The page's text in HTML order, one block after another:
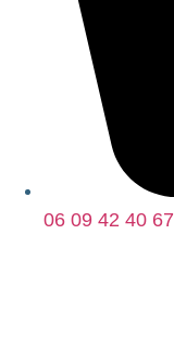
06 09 42 40 67